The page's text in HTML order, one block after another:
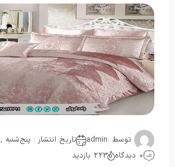
توسط :admin
تاریخ انتشار : پنج‌شنبه , 3 فوریه 2022
0 دیدگاه
223 بازدید